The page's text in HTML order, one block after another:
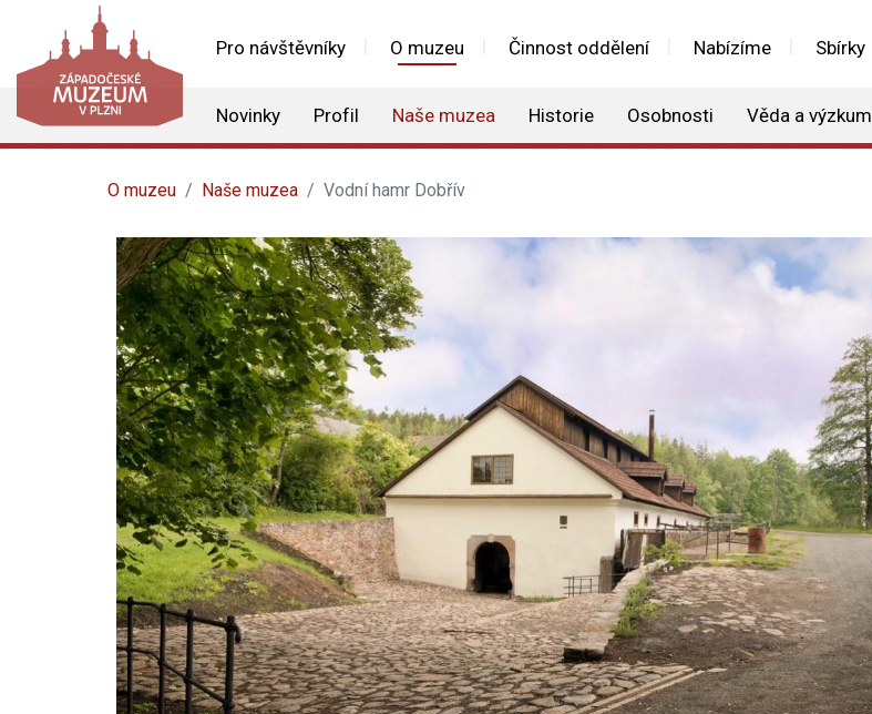
Pro návštěvníky O muzeu Činnost oddělení Nabízíme Sbírky
Novinky Profil Naše muzea Historie Osobnosti Věda a výzkum
O muzeu Naše muzea Vodní hamr Dobřív